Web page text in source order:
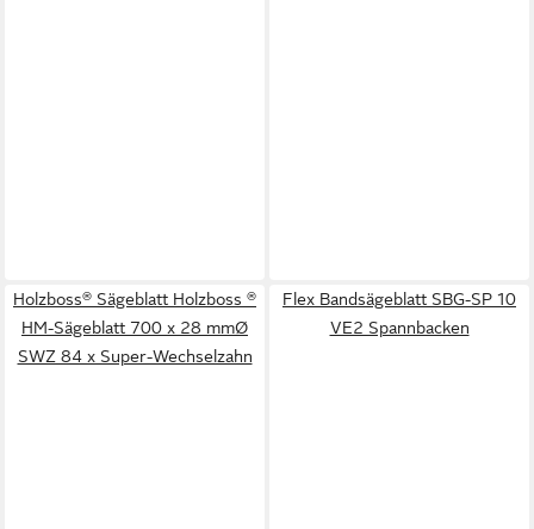
Holzboss® Sägeblatt Holzboss ®
HM-Sägeblatt 700 x 28 mmØ
SWZ 84 x Super-Wechselzahn
Flex Bandsägeblatt SBG-SP 10
VE2 Spannbacken